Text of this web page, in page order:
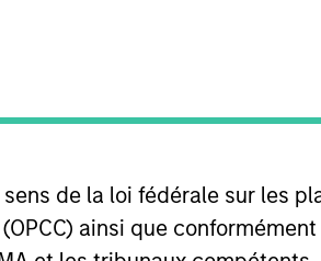
sens de la loi fédérale sur les
ainsi que conformément